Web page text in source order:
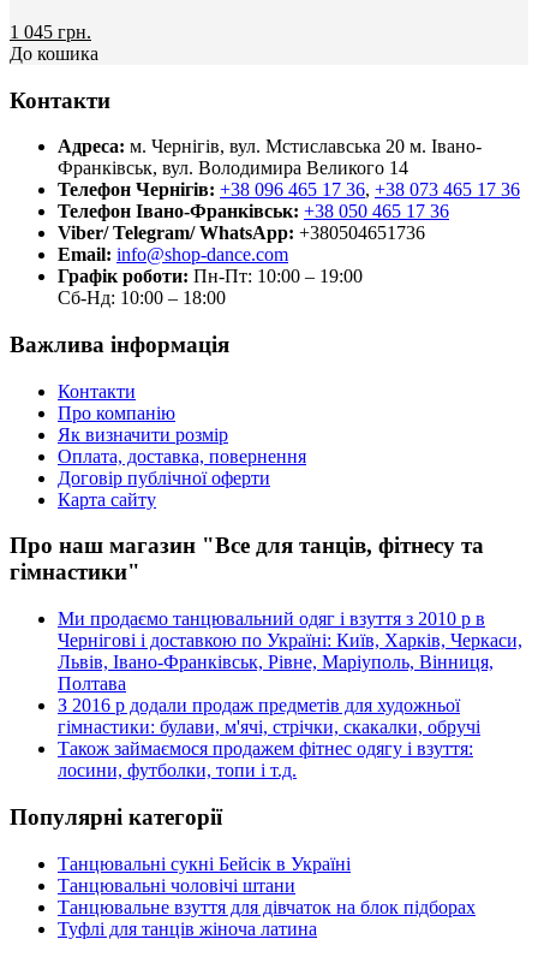
1 045 грн.
До кошика
Контакти
Адреса: м. Чернігів, вул. Мстиславська 20 м. Івано-
Франківськ, вул. Володимира Великого 14
Телефон Чернігів: +38 096 465 17 36, +38 073 465 17 36
Телефон Івано-Франківськ: +38 050 465 17 36
Viber/ Telegram/ WhatsApp: +380504651736
Email: info@shop-dance.com
Графік роботи: Пн-Пт: 10:00 – 19:00
Сб-Нд: 10:00 – 18:00
Важлива інформація
Контакти
Про компанію
Як визначити розмір
Оплата, доставка, повернення
Договір публічної оферти
Карта сайту
Про наш магазин "Все для танців, фітнесу та
гімнастики"
Ми продаємо танцювальний одяг і взуття з 2010 р в
Чернігові і доставкою по Україні: Київ, Харків, Черкаси,
Львів, Івано-Франківськ, Рівне, Маріуполь, Вінниця,
Полтава
З 2016 р додали продаж предметів для художньої
гімнастики: булави, м'ячі, стрічки, скакалки, обручі
Також займаємося продажем фітнес одягу і взуття:
лосини, футболки, топи і т.д.
Популярні категорії
Танцювальні сукні Бейсік в Україні
Танцювальні чоловічі штани
Танцювальне взуття для дівчаток на блок підборах
Туфлі для танців жіноча латина